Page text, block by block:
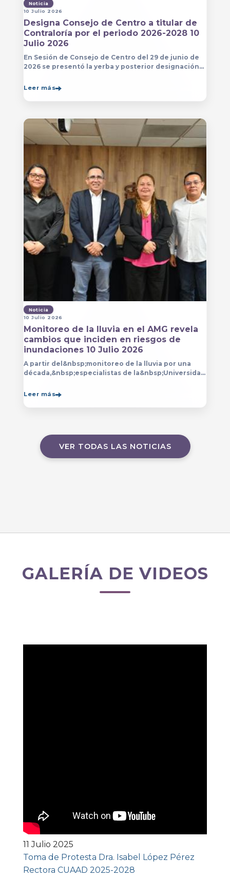
Noticia
10 Julio 2026
Designa Consejo de Centro a titular de
Contraloría por el periodo 2026-2028 10
Julio 2026
En Sesión de Consejo de Centro del 29 de junio de
2026 se presentó la yerba y posterior designación
del Centro Universitario de Arte, Arquitectura
Leer más
Noticia
10 Julio 2026
Monitoreo de la lluvia en el AMG revela
cambios que inciden en riesgos de
inundaciones 10 Julio 2026
A partir del&nbsp;monitoreo de la lluvia por una
década,&nbsp;especialistas de la&nbsp;Universidad
Leer más
VER TODAS LAS NOTICIAS
GALERÍA DE VIDEOS
11 Julio 2025
Toma de Protesta Dra. Isabel López Pérez
Rectora CUAAD 2025-2028